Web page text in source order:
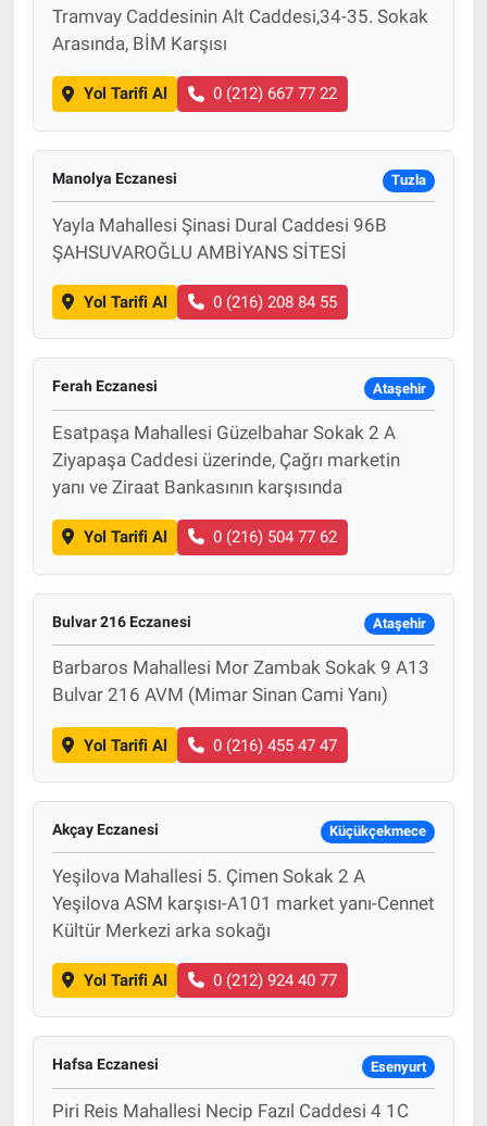
Tramvay Caddesinin Alt Caddesi,34-35. Sokak
Arasında, BİM Karşısı
Yol Tarifi Al 0 (212) 667 77 22
Manolya Eczanesi Tuzla
Yayla Mahallesi Şinasi Dural Caddesi 96B
ŞAHSUVAROĞLU AMBİYANS SİTESİ
Yol Tarifi Al 0 (216) 208 84 55
Ferah Eczanesi Ataşehir
Esatpaşa Mahallesi Güzelbahar Sokak 2 A
Ziyapaşa Caddesi üzerinde, Çağrı marketin
yanı ve Ziraat Bankasının karşısında
Yol Tarifi Al 0 (216) 504 77 62
Bulvar 216 Eczanesi Ataşehir
Barbaros Mahallesi Mor Zambak Sokak 9 A13
Bulvar 216 AVM (Mimar Sinan Cami Yanı)
Yol Tarifi Al 0 (216) 455 47 47
Akçay Eczanesi Küçükçekmece
Yeşilova Mahallesi 5. Çimen Sokak 2 A
Yeşilova ASM karşısı-A101 market yanı-Cennet
Kültür Merkezi arka sokağı
Yol Tarifi Al 0 (212) 924 40 77
Hafsa Eczanesi Esenyurt
Piri Reis Mahallesi Necip Fazıl Caddesi 4 1C